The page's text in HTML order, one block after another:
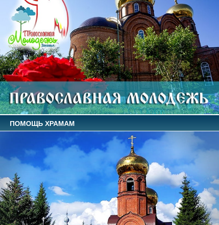
ПОМОЩЬ ХРАМАМ